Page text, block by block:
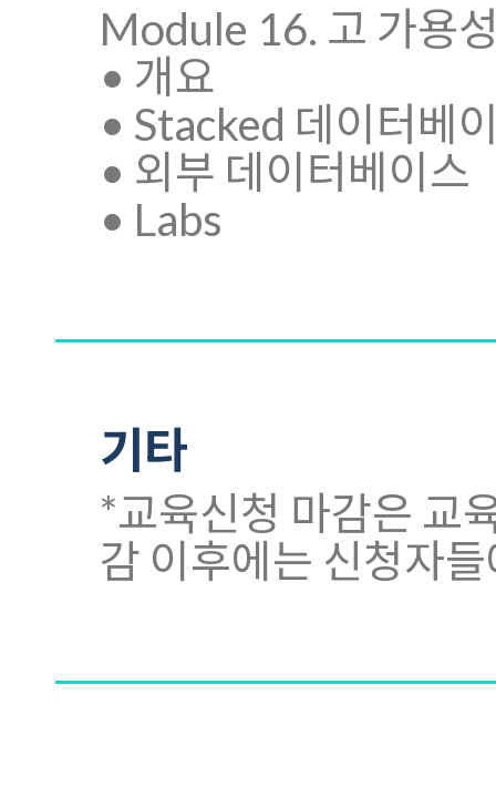
Module 16. 고 가용
• 개요
• Stacked 데이터베
• 외부 데이터베이스
• Labs
기타
*교육신청 마감은 교
감 이후에는 신청자